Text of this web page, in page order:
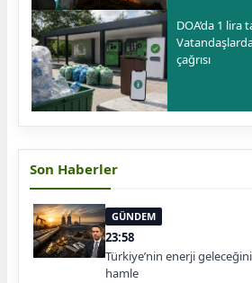
DOA’da 1 lira
çağrısı
Son Haberler
GÜNDEM
23:58
Türkiye’nin enerji
hamle